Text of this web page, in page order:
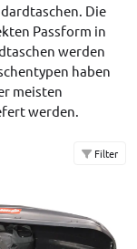
Die
Passform in
werden
haben
meisten
werden.
Filter